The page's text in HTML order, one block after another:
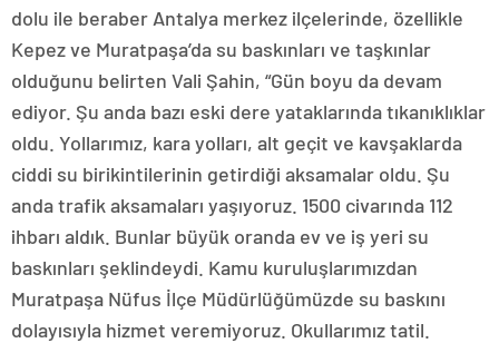
dolu ile beraber Antalya merkez ilçelerinde, özellikle
Kepez ve Muratpaşa’da su baskınları ve taşkınlar
olduğunu belirten Vali Şahin, “Gün boyu da devam
ediyor. Şu anda bazı eski dere yataklarında tıkanıklıklar
oldu. Yollarımız, kara yolları, alt geçit ve kavşaklarda
ciddi su birikintilerinin getirdiği aksamalar oldu. Şu
anda trafik aksamaları yaşıyoruz. 1500 civarında 112
ihbarı aldık. Bunlar büyük oranda ev ve iş yeri su
baskınları şeklindeydi. Kamu kuruluşlarımızdan
Muratpaşa Nüfus İlçe Müdürlüğümüzde su baskını
dolayısıyla hizmet veremiyoruz. Okullarımız tatil.